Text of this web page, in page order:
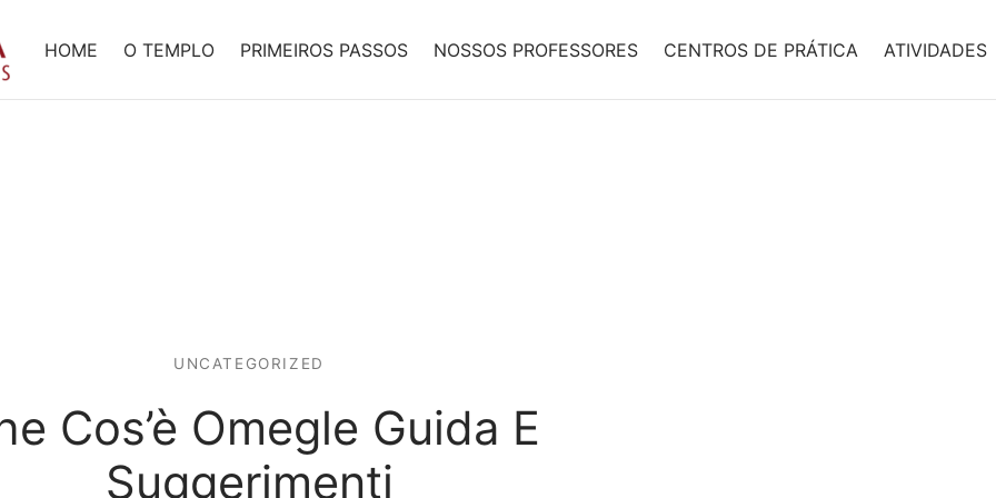
HOME O TEMPLO PRIMEIROS PASSOS NOSSOS PROFESSORES CENTROS DE PRÁTICA ATIVIDADES
UNCATEGORIZED
Cos’è Omegle Guida E
Suggerimenti